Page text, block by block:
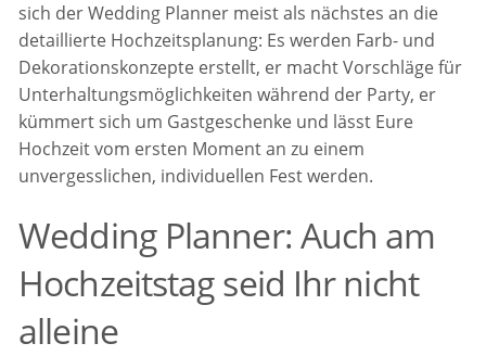
sich der Wedding Planner meist als nächstes an die
detaillierte Hochzeitsplanung: Es werden Farb- und
Dekorationskonzepte erstellt, er macht Vorschläge für
Unterhaltungsmöglichkeiten während der Party, er
kümmert sich um Gastgeschenke und lässt Eure
Hochzeit vom ersten Moment an zu einem
unvergesslichen, individuellen Fest werden.
Wedding Planner: Auch am
Hochzeitstag seid Ihr nicht
alleine